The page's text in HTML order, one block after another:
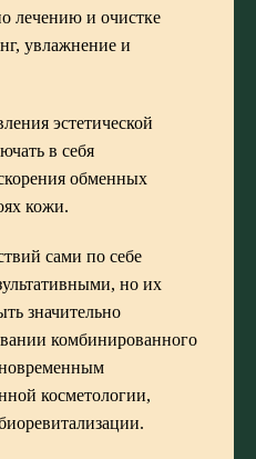
лечению и очистке
увлажнение и
эстетической
в себя
обменных
кожи.
сами по себе
но их
значительно
комбинированного
косметологии,